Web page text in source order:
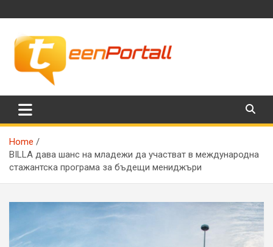
to
TeenPortall
Home
BILLA дава шанс на младежи да участват в международна
стажантска програма за бъдещи мениджъри